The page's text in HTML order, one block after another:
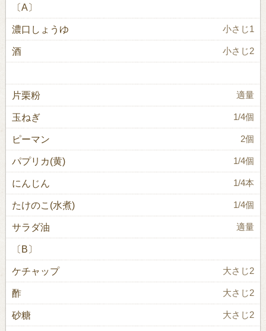
〔A〕
濃口しょうゆ 小さじ1
酒 小さじ2
片栗粉 適量
玉ねぎ 1/4個
ピーマン 2個
パプリカ(黄) 1/4個
にんじん 1/4本
たけのこ(水煮) 1/4個
サラダ油 適量
〔B〕
ケチャップ 大さじ2
酢 大さじ2
砂糖 大さじ2